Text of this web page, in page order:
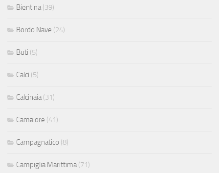
Bientina (39)
Bordo Nave (24)
Buti (5)
Calci (5)
Calcinaia (31)
Camaiore (41)
Campagnatico (8)
Campiglia Marittima (71)